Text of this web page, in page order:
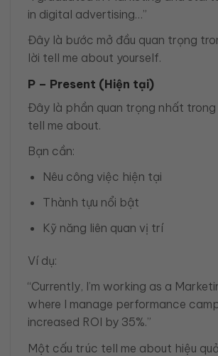
in digital advertising…”
Đây là bước mở đầu quan trọng
lời tell me about yourself.
P – Present (Hiện tại)
Đây là phần quan trọng nhất
tell me about.
Bạn cần:
Nêu công việc hiện tại
Thành tựu nổi bật
Kỹ năng liên quan vị trí
Ví dụ:
“Currently, I’m working as a
where I manage performance
increased ROI by 35%.”
Một cấu trúc tell me about hiệu